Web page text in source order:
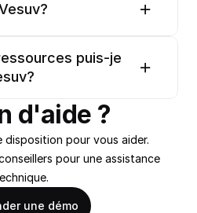
puis-je
d'aide ?
disposition pour vous aider.
pour une assistance
une démo